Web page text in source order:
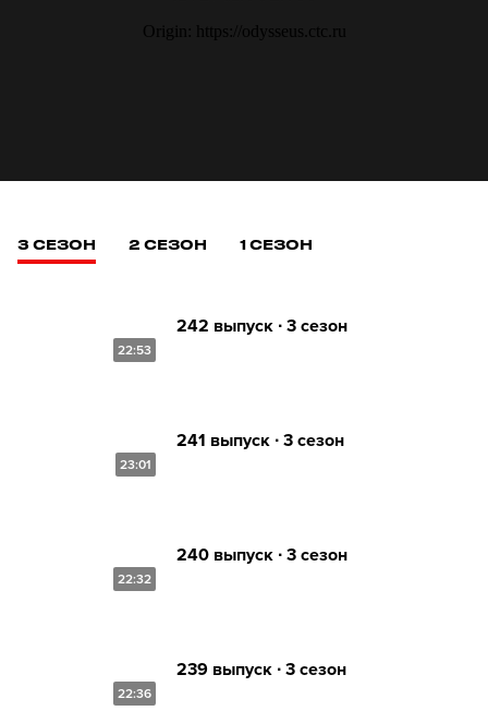
3 СЕЗОН 2 СЕЗОН 1 СЕЗОН
22:53
242 выпуск ∙ 3 сезон
23:01
241 выпуск ∙ 3 сезон
22:32
240 выпуск ∙ 3 сезон
22:36
239 выпуск ∙ 3 сезон